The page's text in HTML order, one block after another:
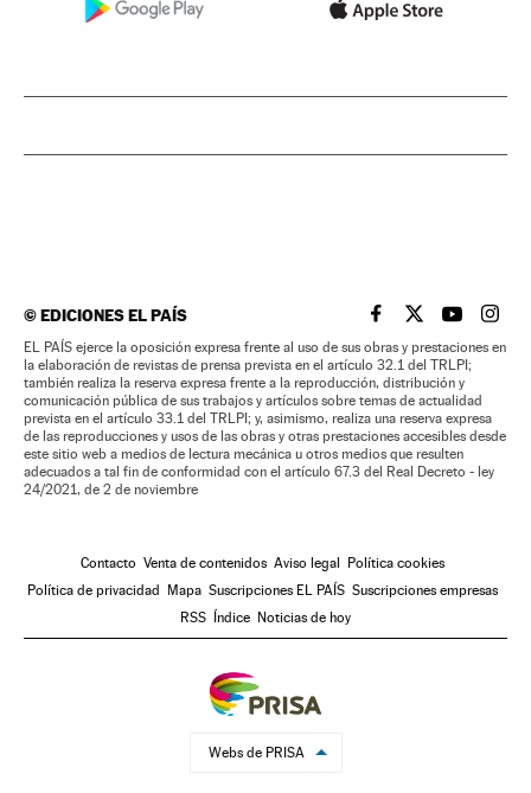
©EDICIONES EL PAÍS EL PAÍS BRASIL EN
EL PAÍSEL PAÍS
EL
EL PAÍS ejerce la oposición expresa frente al uso de sus obras y prestaciones en
la elaboración de revistas de prensa prevista en el artículo 32.1 del TRLPI;
también realiza la reserva expresa frente a la reproducción, distribución y
comunicación pública de sus trabajos y artículos sobre temas de actualidad
prevista en el artículo 33.1 del TRLPI; y, asimismo, realiza una reserva expresa
de las reproducciones y usos de las obras y otras prestaciones accesibles desde
este sitio web a medios de lectura mecánica u otros medios que resulten
adecuados a tal fin de conformidad con el artículo 67.3 del Real Decreto - ley
24/2021, de 2 de noviembre
Contacto Venta de contenidos Aviso legal Política cookies
Política de privacidad Mapa Suscripciones EL PAÍS Suscripciones empresas
RSS Índice Noticias de hoy
Webs de PRISA